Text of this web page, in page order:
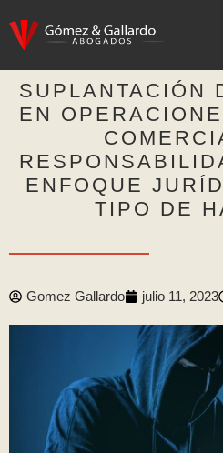
SUPLANTACIÓN
EN
ENFOQUE
TIPO DE
Gomez Gallardo julio 11, 2023